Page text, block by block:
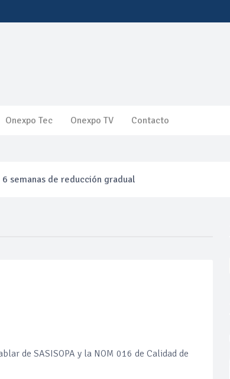
Onexpo Tec Onexpo TV Contacto
semanas de reducción gradual
día por "procesadoras" ilegales
de SASISOPA y la NOM 016 de Calidad de